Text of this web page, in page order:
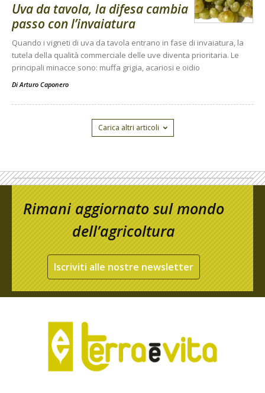
Uva da tavola, la difesa cambia
passo con l’invaiatura
Quando i vigneti di uva da tavola entrano in fase di invaiatura, la
tutela della qualità commerciale delle uve diventa prioritaria. Le
principali minacce sono: muffa grigia, acariosi e oidio
DiArturo Caponero
Carica altri articoli
Rimani aggiornato sul mondo
dell’agricoltura
Iscriviti alle nostre newsletter